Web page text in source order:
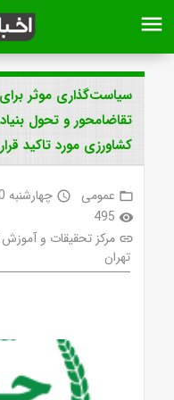
menu
سیاست‌گذاری موثر
تقاضامحور و تحول
کشاورزی مورد تاکید
folder_open عمومی access_time چهارشنبه 10 اسفند 1401 ساعت 11:36
visibility
495
link مرکز تحقیقات و
تهران